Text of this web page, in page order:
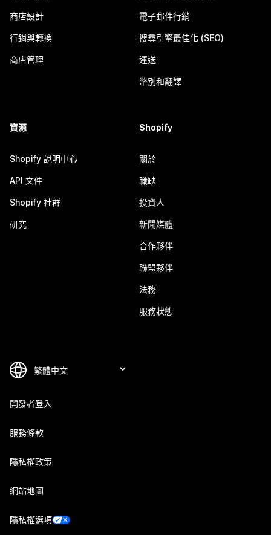
商店設計
行銷與轉換
商店管理
電子郵件行銷
搜尋引擎最佳化 (SEO)
運送
幣別和翻譯
資源
Shopify 說明中心
API 文件
Shopify 社群
研究
Shopify
關於
職缺
投資人
新聞媒體
合作夥伴
聯盟夥伴
法務
服務狀態
開發者登入
服務條款
隱私權政策
網站地圖
隱私權選項